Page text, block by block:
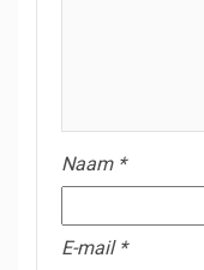
Naam *
E-mail *